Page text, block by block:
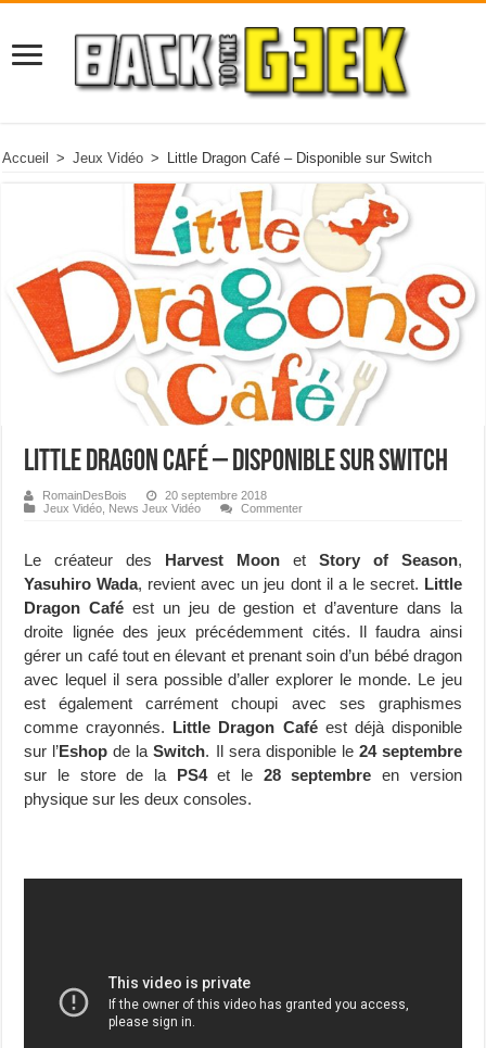
Accueil > Jeux Vidéo > Little Dragon Café – Disponible sur Switch
Little Dragon Café – Disponible sur Switch
RomainDesBois
20 septembre 2018
Jeux Vidéo News Jeux Vidéo Commenter
Le créateur des Harvest Moon et Story of Season,
Yasuhiro Wada, revient avec un jeu dont il a le secret. Little
Dragon Café est un jeu de gestion et d’aventure dans la
droite lignée des jeux précédemment cités. Il faudra ainsi
gérer un café tout en élevant et prenant soin d’un bébé dragon
avec lequel il sera possible d’aller explorer le monde. Le jeu
est également carrément choupi avec ses graphismes
comme crayonnés. Little Dragon Caféest déjà disponible
sur l’Eshop de laSwitch. Il sera disponible le 24 septembre
sur le store de la PS4et le 28 septembre en version
physique sur les deux consoles.